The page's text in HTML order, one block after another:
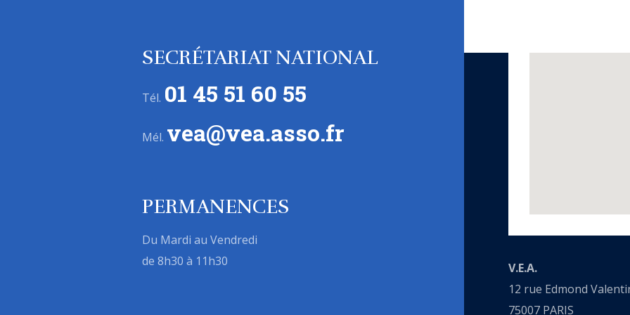
SECRÉTARIAT NATIONAL
Tél. 01 45 51 60 55
Mél. vea@vea.asso.fr
PERMANENCES
Du Mardi au Vendredi
de 8h30 à 11h30
V.E.A.
12 rue Edmond
75007 PARIS